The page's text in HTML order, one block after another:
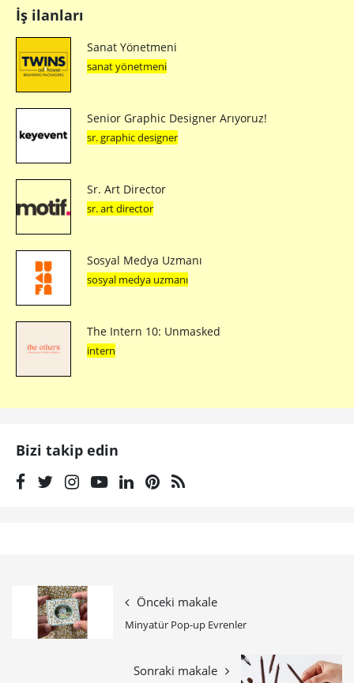
İş ilanları
Sanat Yönetmeni
sanat yönetmeni
Senior Graphic Designer Arıyoruz!
sr. graphic designer
Sr. Art Director
sr. art director
Sosyal Medya Uzmanı
sosyal medya uzmanı
The Intern 10: Unmasked
intern
Bizi takip edin
Önceki makale
Minyatür Pop-up Evrenler
Sonraki makale